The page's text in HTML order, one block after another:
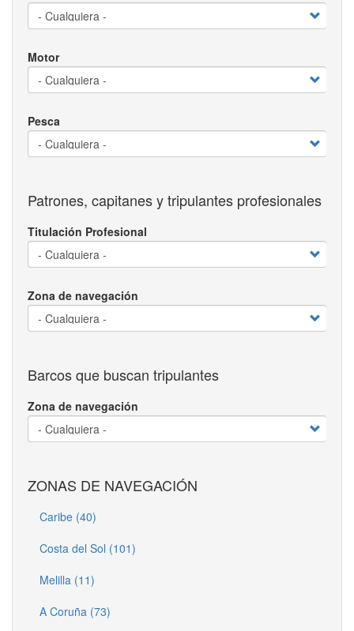
Motor
Pesca
Patrones, capitanes y tripulantes profesionales
Titulación Profesional
Zona de navegación
Barcos que buscan tripulantes
Zona de navegación
ZONAS DE NAVEGACIÓN
Caribe (40)
Costa del Sol (101)
Melilla (11)
A Coruña (73)